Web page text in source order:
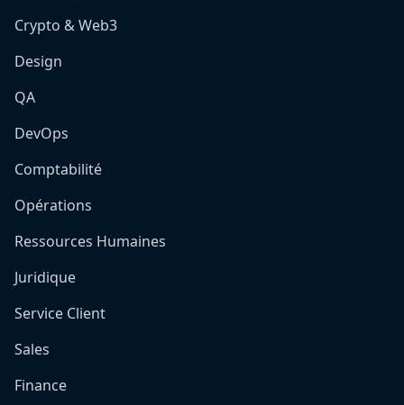
Crypto & Web3
Design
QA
DevOps
Comptabilité
Opérations
Ressources Humaines
Juridique
Service Client
Sales
Finance